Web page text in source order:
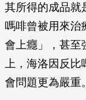
其所得的成品就
嗎啡曾被用來治
會上癮」，甚至
上，海洛因反比
會問題更為嚴重。